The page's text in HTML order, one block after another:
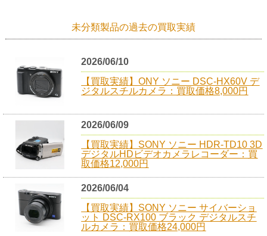
未分類製品の過去の買取実績
2026/06/10
【買取実績】ONY ソニー DSC-HX60V デ
ジタルスチルカメラ：買取価格8,000円
2026/06/09
【買取実績】SONY ソニー HDR-TD10 3D
デジタルHDビデオカメラレコーダー：買
取価格12,000円
2026/06/04
【買取実績】SONY ソニー サイバーショ
ット DSC-RX100 ブラック デジタルスチ
ルカメラ：買取価格24,000円